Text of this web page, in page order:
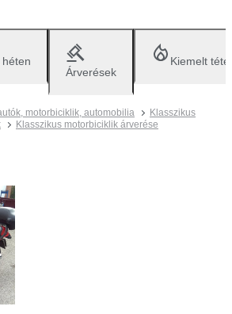
héten
Árverések
Kiemelt
motorbiciklik, automobilia
Klasszikus
Klasszikus motorbiciklik árverése